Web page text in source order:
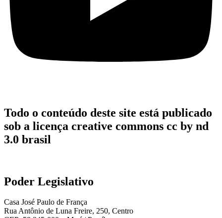
Todo o conteúdo deste site está publicado
sob a licença creative commons cc by nd
3.0 brasil
Poder Legislativo
Casa José Paulo de França
Rua Antônio de Luna Freire, 250, Centro